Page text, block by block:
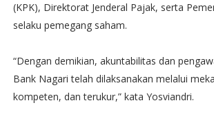
(KPK), Direktorat Jenderal Pajak, serta
selaku pemegang saham.
“Dengan demikian, akuntabilitas dan
Bank Nagari telah dilaksanakan melalui
kompeten, dan terukur,” kata Yosviandri.